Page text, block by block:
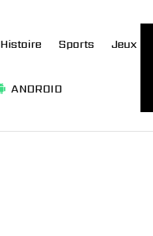
Histoire Sports Jeux
ANDROID